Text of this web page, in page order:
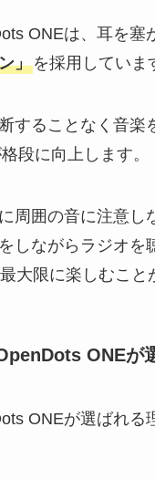
ONEは、耳を塞
」を採用していま
することなく音楽
段に向上します。
周囲の音に注意し
しながらラジオを
大限に楽しむこと
ONEが
ONEが選ばれる